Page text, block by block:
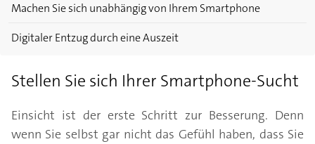
Machen Sie sich unabhängig von Ihrem Smartphone
Digitaler Entzug durch eine Auszeit
Stellen Sie sich Ihrer Smartphone-Sucht
Einsicht ist der erste Schritt zur Besserung. Denn
wenn Sie selbst gar nicht das Gefühl haben, dass Sie